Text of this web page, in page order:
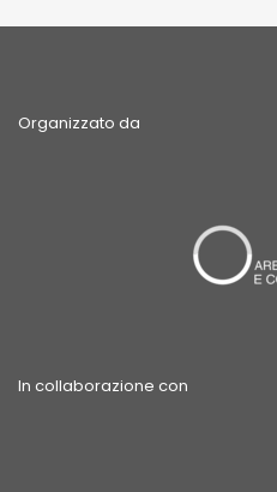
Organizzato da
In collaborazione con